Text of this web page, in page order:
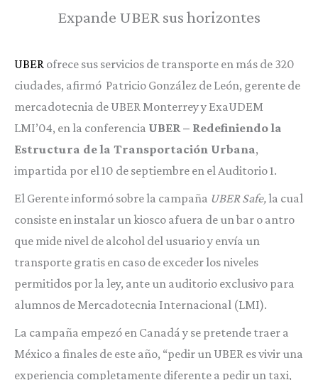
Expande UBER sus horizontes
UBER ofrece sus servicios de transporte en más de 320
ciudades, afirmó Patricio González de León, gerente de
mercadotecnia de UBER Monterrey y ExaUDEM
LMI’04, en la conferencia UBER – Redefiniendo la
Estructura de la Transportación Urbana,
impartida por el 10 de septiembre en el Auditorio 1.
El Gerente informó sobre la campaña UBER Safe,la cual
consiste en instalar un kiosco afuera de un bar o antro
que mide nivel de alcohol del usuario y envía un
transporte gratis en caso de exceder los niveles
permitidos por la ley, ante un auditorio exclusivo para
alumnos de Mercadotecnia Internacional (LMI).
La campaña empezó en Canadá y se pretende traer a
México a finales de este año, “pedir un UBER es vivir una
experiencia completamente diferente a pedir un taxi,